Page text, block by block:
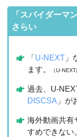
「スパイダーマ
さらい
「 U-NEXT 」
ます。
（U-
過去、U-
DISCSA 」が
海外動画共有
すめできない